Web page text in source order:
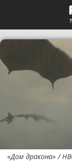
«Дом дракона» /